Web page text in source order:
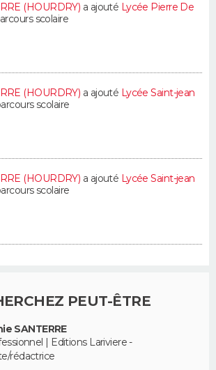
(HOURDRY) a ajouté Lycée Pierre De
scolaire
(HOURDRY) a ajouté Lycée Saint-jean
scolaire
(HOURDRY) a ajouté Lycée Saint-jean
scolaire
PEUT-ÊTRE
SANTERRE
| Editions Lariviere -
rédactrice